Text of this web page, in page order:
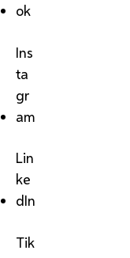
ok
Ins
ta
gr
am
Lin
ke
dIn
Tik